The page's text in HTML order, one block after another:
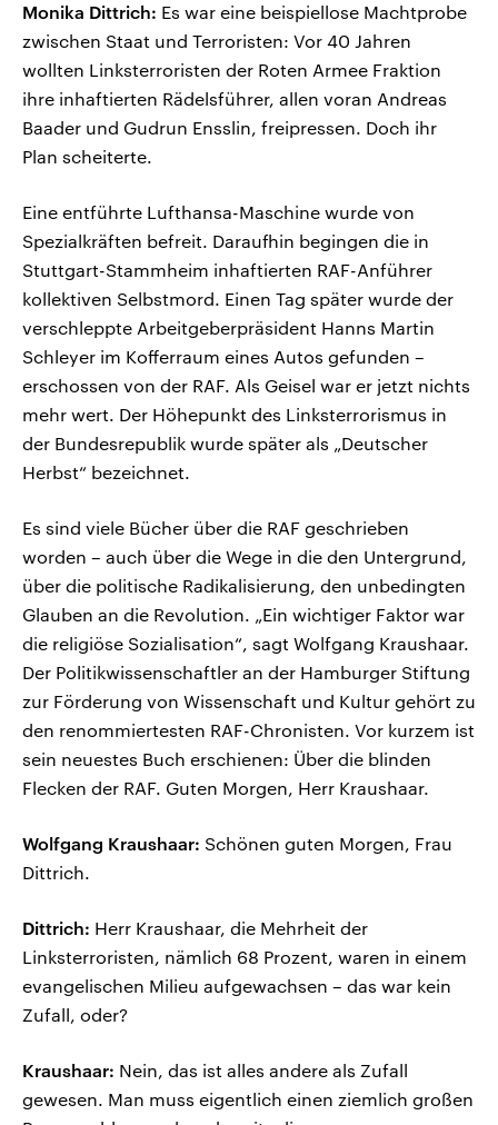
Monika Dittrich: Es war eine beispiellose Machtprobe
zwischen Staat und Terroristen: Vor 40 Jahren
wollten Linksterroristen der Roten Armee Fraktion
ihre inhaftierten Rädelsführer, allen voran Andreas
Baader und Gudrun Ensslin, freipressen. Doch ihr
Plan scheiterte.
Eine entführte Lufthansa-Maschine wurde von
Spezialkräften befreit. Daraufhin begingen die in
Stuttgart-Stammheim inhaftierten RAF-Anführer
kollektiven Selbstmord. Einen Tag später wurde der
verschleppte Arbeitgeberpräsident Hanns Martin
Schleyer im Kofferraum eines Autos gefunden –
erschossen von der RAF. Als Geisel war er jetzt nichts
mehr wert. Der Höhepunkt des Linksterrorismus in
der Bundesrepublik wurde später als „Deutscher
Herbst“ bezeichnet.
Es sind viele Bücher über die RAF geschrieben
worden – auch über die Wege in die den Untergrund,
über die politische Radikalisierung, den unbedingten
Glauben an die Revolution. „Ein wichtiger Faktor war
die religiöse Sozialisation“, sagt Wolfgang Kraushaar.
Der Politikwissenschaftler an der Hamburger Stiftung
zur Förderung von Wissenschaft und Kultur gehört zu
den renommiertesten RAF-Chronisten. Vor kurzem ist
sein neuestes Buch erschienen: Über die blinden
Flecken der RAF. Guten Morgen, Herr Kraushaar.
Wolfgang Kraushaar: Schönen guten Morgen, Frau
Dittrich.
Dittrich: Herr Kraushaar, die Mehrheit der
Linksterroristen, nämlich 68 Prozent, waren in einem
evangelischen Milieu aufgewachsen – das war kein
Zufall, oder?
Kraushaar: Nein, das ist alles andere als Zufall
gewesen. Man muss eigentlich einen ziemlich großen